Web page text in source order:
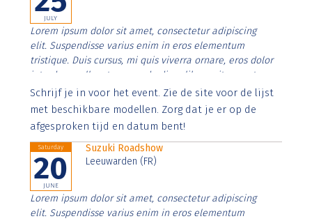
JULY
Lorem ipsum dolor sit amet, consectetur adipiscing
elit. Suspendisse varius enim in eros elementum
tristique. Duis cursus, mi quis viverra ornare, eros dolor
interdum nulla, ut commodo diam libero vitae erat.
Aenean faucibus nibh et justo cursus id rutrum lorem
imperdiet. Nunc ut sem vitae risus tristique posuere.
Schrijf je in voor het event. Zie de site voor de lijst
met beschikbare modellen. Zorg dat je er op de
afgesproken tijd en datum bent!
Saturday
20
JUNE
Suzuki Roadshow
Leeuwarden (FR)
Lorem ipsum dolor sit amet, consectetur adipiscing
elit. Suspendisse varius enim in eros elementum